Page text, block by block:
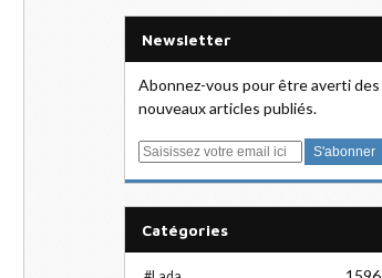
Newsletter
Abonnez-vous pour être averti des
nouveaux articles publiés.
E
Catégories